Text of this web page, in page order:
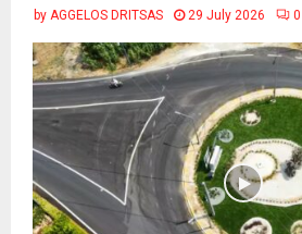
by AGGELOS DRITSAS 29 July 2026 0